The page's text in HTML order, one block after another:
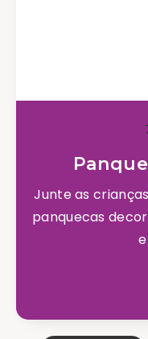
Junte as
panquecas